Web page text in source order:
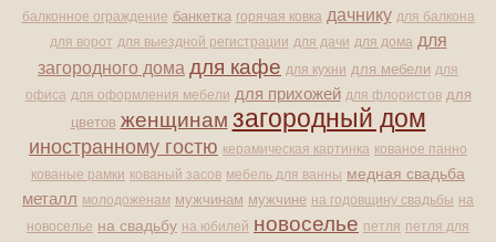
балконное ограждение банкетка горячая ковка дачнику для балкона
для ворот для выездной регистрации для дачи для дома для
загородного дома для кафе для кухни для мебели для
офиса для оформления мебели для прихожей для флористов для
цветов женщинам загородный дом
иностранному гостю керамическая картинка кованое панно
кованые рамки кованый засов мебель для ванны медная свадьба
металл молодоженам мужчинам мужчине на годовщину свадьбы на
новоселье на свадьбу на юбилей новоселье петля петля для